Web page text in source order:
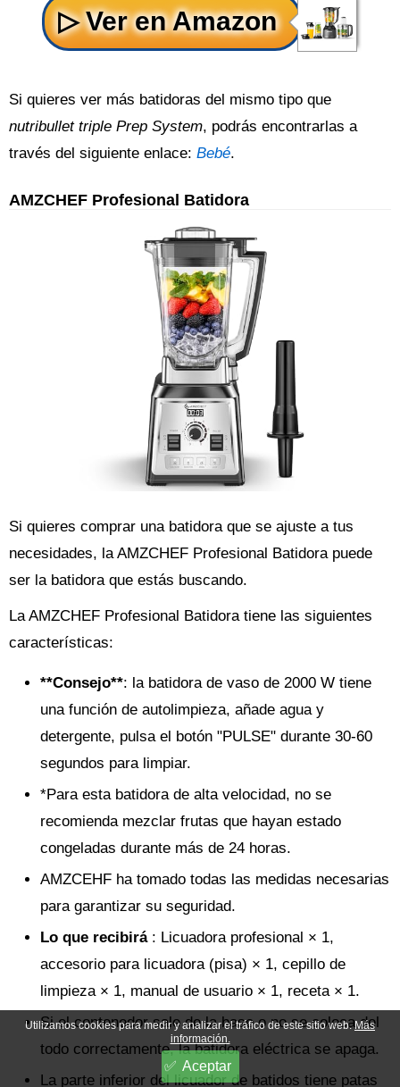
Si quieres ver más batidoras del mismo tipo que
nutribullet triple Prep System, podrás encontrarlas a
través del siguiente enlace: Bebé.
AMZCHEF Profesional Batidora
Si quieres comprar una batidora que se ajuste a tus
necesidades, la AMZCHEF Profesional Batidora puede
ser la batidora que estás buscando.
La AMZCHEF Profesional Batidora tiene las siguientes
características:
**Consejo**: la batidora de vaso de 2000 W tiene
una función de autolimpieza, añade agua y
detergente, pulsa el botón "PULSE" durante 30-60
segundos para limpiar.
*Para esta batidora de alta velocidad, no se
recomienda mezclar frutas que hayan estado
congeladas durante más de 24 horas.
AMZCEHF ha tomado todas las medidas necesarias
para garantizar su seguridad.
Lo que recibirá : Licuadora profesional × 1,
accesorio para licuadora (pisa) × 1, cepillo de
limpieza × 1, manual de usuario × 1, receta × 1.
Si el contenedor sale de la base o no se coloca del
todo correctamente, la batidora eléctrica se apaga.
La parte inferior del licuador de batidos tiene patas
Utilizamos cookies para medir y analizar el tráfico de este sitio web.Más
información.
Aceptar